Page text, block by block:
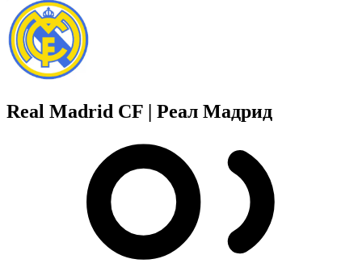
Real Madrid CF | Реал Мадрид